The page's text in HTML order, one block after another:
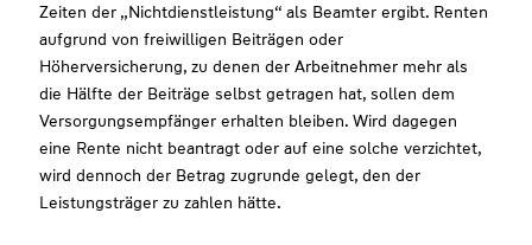
Zeiten der „Nichtdienstleistung“ als Beamter ergibt. Renten
aufgrund von freiwilligen Beiträgen oder
Höherversicherung, zu denen der Arbeitnehmer mehr als
die Hälfte der Beiträge selbst getragen hat, sollen dem
Versorgungsempfänger erhalten bleiben. Wird dagegen
eine Rente nicht beantragt oder auf eine solche verzichtet,
wird dennoch der Betrag zugrunde gelegt, den der
Leistungsträger zu zahlen hätte.